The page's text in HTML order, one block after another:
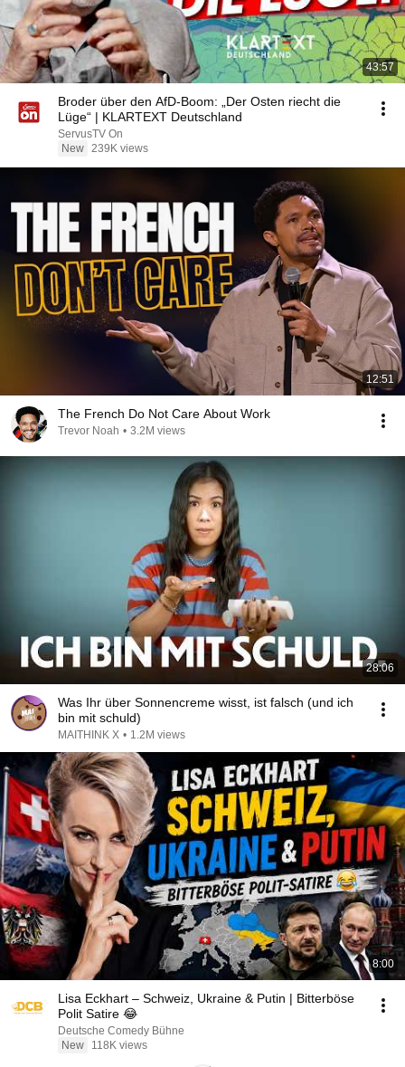
43:57
Broder über den AfD-Boom: „Der Osten riecht die
Lüge“ | KLARTEXT Deutschland
ServusTV On
New 239K views
12:51
The French Do Not Care About Work
Trevor Noah • 3.2M views
28:06
Was Ihr über Sonnencreme wisst, ist falsch (und ich
bin mit schuld)
MAITHINK X • 1.2M views
8:00
Lisa Eckhart – Schweiz, Ukraine & Putin | Bitterböse
Polit Satire 😂
Deutsche Comedy Bühne
New
118K views